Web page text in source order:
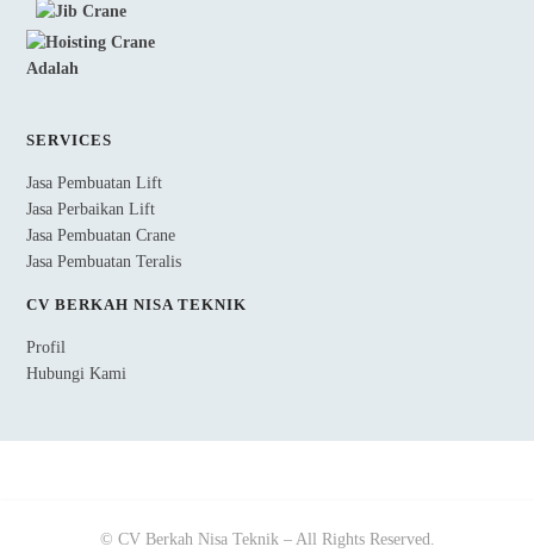
SERVICES
Jasa Pembuatan Lift
Jasa Perbaikan Lift
Jasa Pembuatan Crane
Jasa Pembuatan Teralis
CV BERKAH NISA TEKNIK
Profil
Hubungi Kami
© CV Berkah Nisa Teknik – All Rights Reserved.